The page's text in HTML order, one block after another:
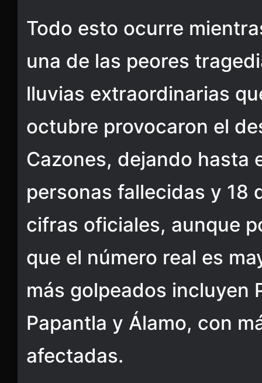
Todo esto ocurre
una de las peores
lluvias extraordinarias
octubre provocaron el
Cazones, dejando hasta
personas fallecidas y 18
cifras oficiales, aunque
que el número real es
más golpeados incluyen
Papantla y Álamo, con
afectadas.